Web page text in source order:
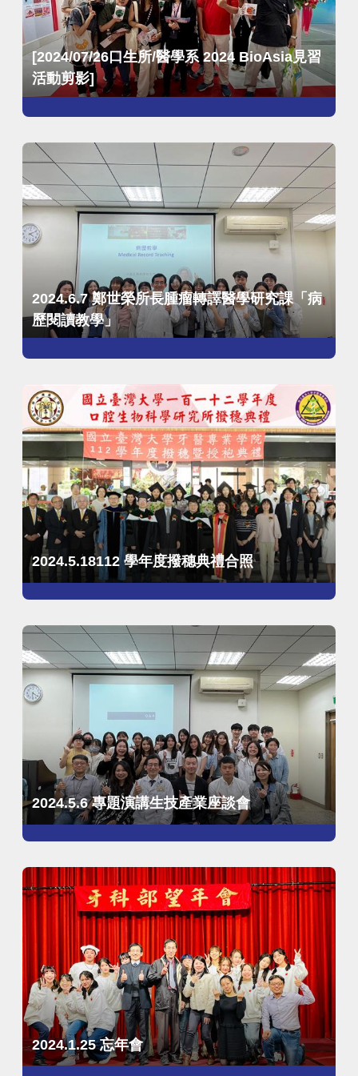
[2024/07/26口生所/醫學系 2024 BioAsia見習
活動剪影]
2024.6.7 鄭世榮所長腫瘤轉譯醫學研究課「病
歷閱讀教學」
2024.5.18112 學年度撥穗典禮合照
2024.5.6 專題演講生技產業座談會
2024.1.25 忘年會